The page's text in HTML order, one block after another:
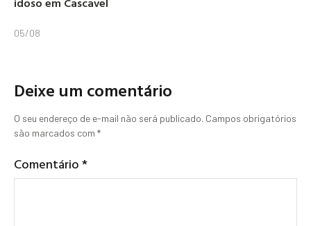
05/08
Deixe um comentário
O seu endereço de e-mail não será publicado. Campos obrigatórios
são marcados com *
Comentário*